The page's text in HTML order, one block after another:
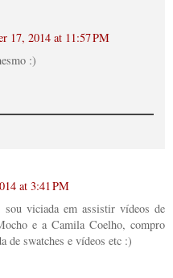
17, 2014 at 11:57 PM
:)
at 3:41 PM
viciada em assistir vídeos de
e a Camila Coelho, compro
de swatches e vídeos etc :)